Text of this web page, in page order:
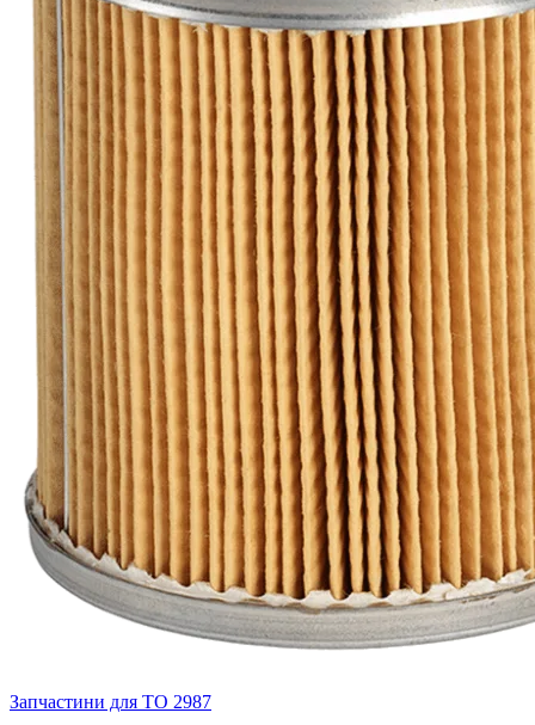
Запчастини для ТО 2987